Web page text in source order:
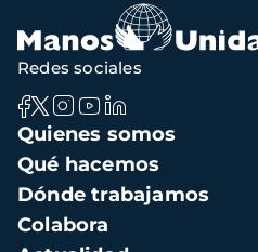
Navegación
principal
Quienes somos
Qué hacemos
Dónde trabajamos
Colabora
Redes sociales